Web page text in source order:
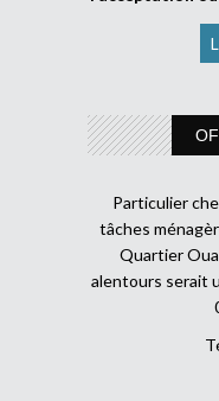
Particulier
tâches
Quartier
alentours serait